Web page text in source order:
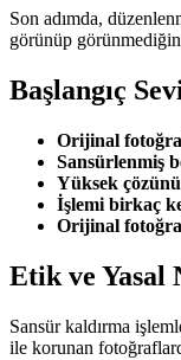
Son adımda,
görünüp
Başlangıç
Orijinal
Sansürlenmiş
Yüksek
İşlemi birkaç
Orijinal
Etik ve Yasal
Sansür kaldırma
ile korunan